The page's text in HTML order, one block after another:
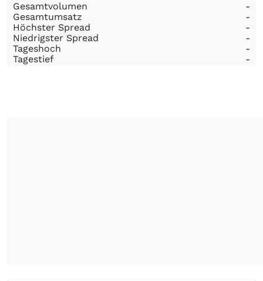
Gesamtvolumen
-
Gesamtumsatz
-
Höchster Spread
-
Niedrigster Spread
-
Tageshoch
-
Tagestief
-